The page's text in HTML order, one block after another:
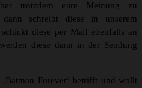
trotzdem eure Meinung zu
schreibt diese in unserem
diese per Mail ebenfalls an
diese dann in der Sendung
‚Batman Forever‘ betrifft und wollt